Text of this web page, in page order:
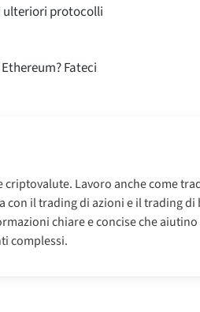
ulteriori protocolli
Fateci
Lavoro anche come
con il trading di azioni e il trading di
chiare e concise che aiutino
complessi.